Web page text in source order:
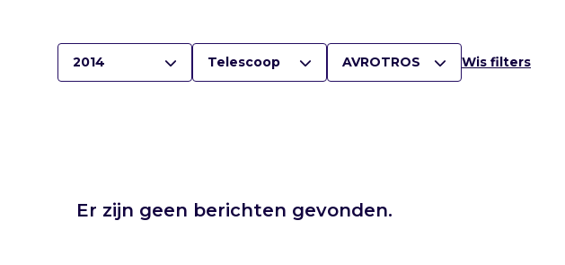
2014 Telescoop AVROTROS Wis filters
Er zijn geen berichten gevonden.